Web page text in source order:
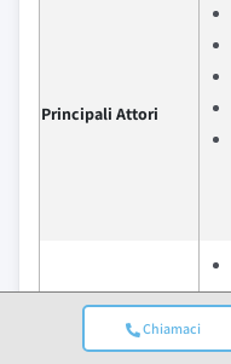
Chiamaci
Principali Attori